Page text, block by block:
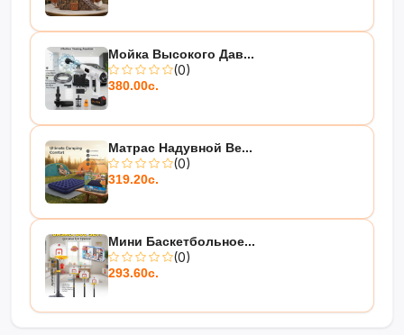
Мойка Высокого Дав...
(0)
380.00с.
Матрас Надувной Be...
(0)
319.20с.
Мини Баскетбольное...
(0)
293.60с.